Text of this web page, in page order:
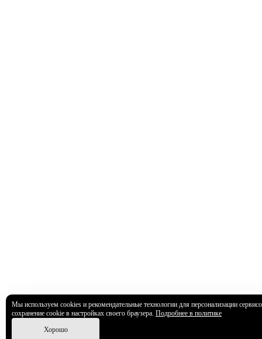
Мы используем cookies и рекомендательные технологии для персонализации
сохранение cookie в настройках своего браузера. Подробнее в политике
Хорошо